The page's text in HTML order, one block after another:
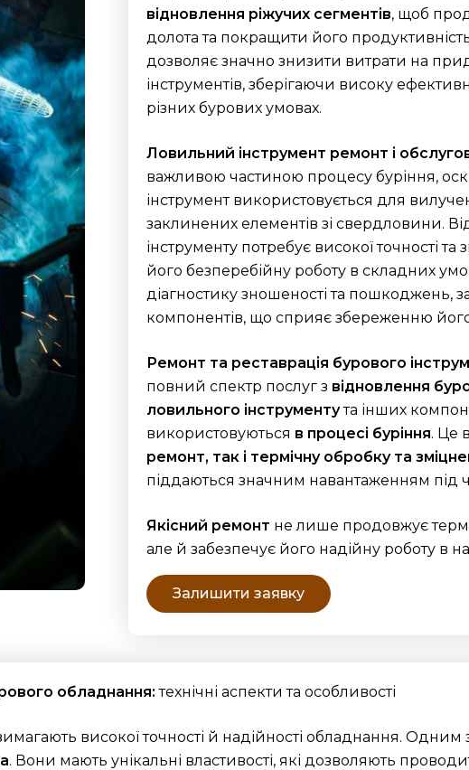
відновлення ріжучих сегментів, щоб
долота та покращити його
дозволяє значно знизити витрати на
інструментів, зберігаючи високу
різних бурових умовах.
Ловильний інструмент ремонт і
важливою частиною процесу буріння,
інструмент використовується для
заклинених елементів зі свердловини.
інструменту потребує високої точності
його безперебійну роботу в складних
діагностику зношеності та пошкоджень,
компонентів, що сприяє збереженню його
Ремонт та реставрація бурового
повний спектр послуг з відновлення
ловильного інструментута інших
використовуються в процесі буріння. Це
ремонт, так і термічну обробку та
піддаються значним навантаженням під
Якісний ремонт не лише продовжує
але й забезпечує його надійну роботу в
Залишити заявку
обладнання: технічні аспекти та особливості
високої точності й надійності обладнання. Одним
. Вони мають унікальні властивості, які дозволяють